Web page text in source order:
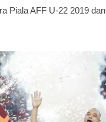
Piala AFF U-22 2019 dan